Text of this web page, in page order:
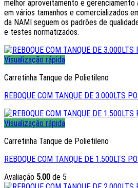
melhor aproveitamento e
em vários tamanhos e comercializados
da NAMI seguem os padrões de
e testes normatizados.
Visualização rápida
Carretinha Tanque de Polietileno
REBOQUE COM TANQUE DE 3.000LTS
Visualização rápida
Carretinha Tanque de Polietileno
REBOQUE COM TANQUE DE 1.500LTS
Avaliação 5.00 de 5